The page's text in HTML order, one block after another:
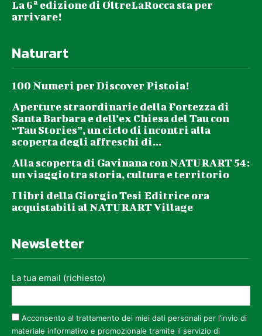
La 6ª edizione di OltreLaRocca sta per
arrivare!
Naturart
100 Numeri per Discover Pistoia!
Aperture straordinarie della Fortezza di
Santa Barbara e dell’ex Chiesa del Tau con
“Tau Stories”, un ciclo di incontri alla
scoperta degli affreschi di...
Alla scoperta di Gavinana con NATURART 54:
un viaggio tra storia, cultura e territorio
I libri della Giorgio Tesi Editrice ora
acquistabili al NATURART Village
Newsletter
La tua email (richiesto)
Acconsento al trattamento dei miei dati personali per l’invio di
materiale informativo e promozionale tramite il servizio di